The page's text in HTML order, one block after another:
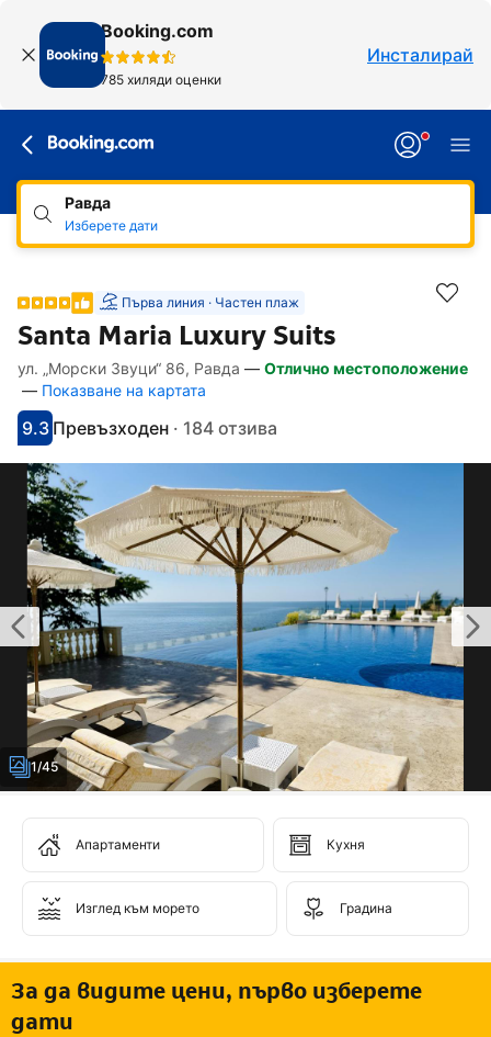
Booking.com
785 хиляди оценки
Инсталирай
Равда
Изберете дати
Първа линия · Частен плаж
Santa Maria Luxury Suits
Линкове, достъпни за хора със
Напред към описанието
Напред към удобствата
Напред към стаите
Напред към политиките
ул. „Морски Звуци“ 86, Равда — Отлично местоположение
— Показване на картата
С оценка: 9.3
9.3
Оценено като: фантастично
Превъзходен · 184 отзива
1/45
Апартаменти Кухня
Изглед към морето Градина
За да видите цени, първо изберете
дати